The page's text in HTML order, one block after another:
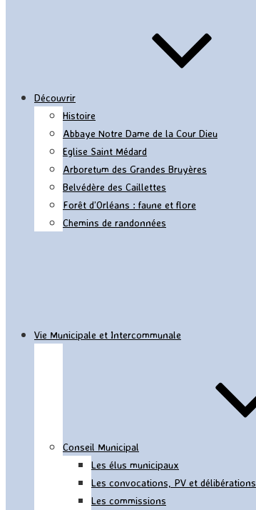
Découvrir
Histoire
Abbaye Notre Dame de la Cour Dieu
Eglise Saint Médard
Arboretum des Grandes Bruyères
Belvédère des Caillettes
Forêt d’Orléans : faune et flore
Chemins de randonnées
Vie Municipale et Intercommunale
Conseil Municipal
Les élus municipaux
Les convocations, PV et délibérations
Les commissions